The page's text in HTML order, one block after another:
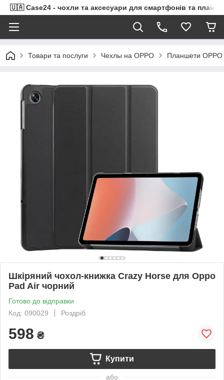
🇺🇦 Case24 - чохли та аксесуари для смартфонів та
Товари та послуги Чехлы на OPPO Планшети OPPO
Шкіряний чохол-книжка Crazy Horse для Oppo
Pad Air чорний
Готово до відправки
Код: 090029
Роздріб
598 ₴
Купити
або